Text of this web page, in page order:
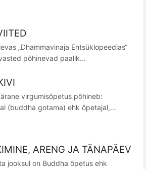
„Dhammavinaja Entsüklopeedias“
põhinevad paalik...
virgumisõpetus põhineb:
(buddha gotama) ehk õpetajal,...
ARENG JA TÄNAPÄEV
jooksul on Buddha õpetus ehk